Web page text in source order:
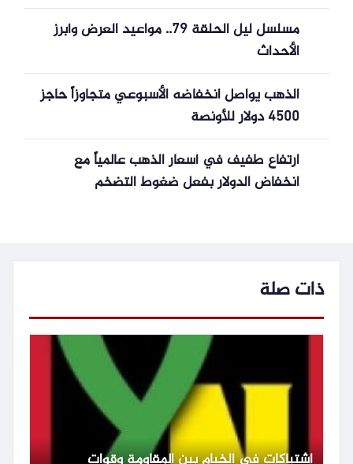
مسلسل ليل الحلقة 79.. مواعيد العرض وأبرز
الأحداث
الذهب يواصل انخفاضه الأسبوعي متجاوزاً حاجز
4500 دولار للأونصة
ارتفاع طفيف في أسعار الذهب عالمياً مع
انخفاض الدولار بفعل ضغوط التضخم
ذات صلة